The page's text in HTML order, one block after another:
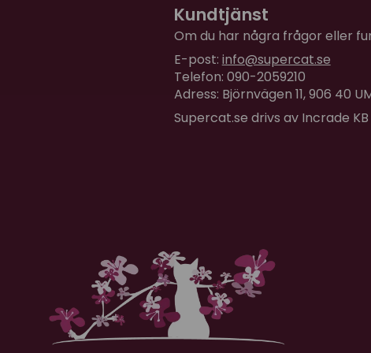
Produkten fungerar bra men
gången.
Kundtjänst
Om du har några frågor eller
E-post: info@supercat.se
Telefon: 090-2059210
Adress: Björnvägen 11, 906 40
Supercat.se drivs av Incrade